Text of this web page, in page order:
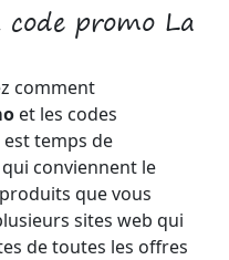
code promo La
comment
et les codes
est temps de
conviennent le
que vous
sites web qui
de toutes les offres